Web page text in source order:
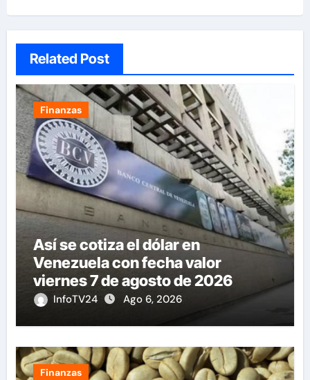
Related Post
Finanzas
Así se cotiza el dólar en
Venezuela con fecha valor
viernes 7 de agosto de 2026
InfoTV24 Ago 6, 2026
Finanzas